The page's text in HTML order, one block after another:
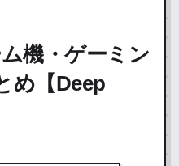
機・ゲーミン
め【Deep